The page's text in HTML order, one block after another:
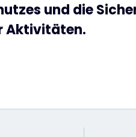
und die
Aktivitäten.